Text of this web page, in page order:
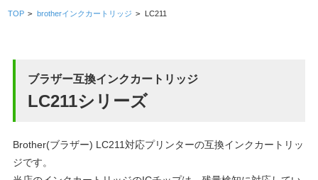
TOP > brotherインクカートリッジ > LC211
ブラザー互換インクカートリッジ
LC211シリーズ
Brother(ブラザー) LC211対応プリンターの互換インクカートリッ
ジです。